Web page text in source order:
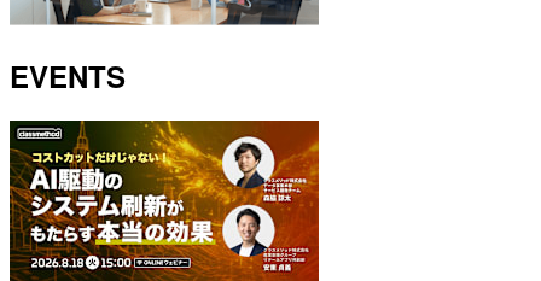
EVENTS